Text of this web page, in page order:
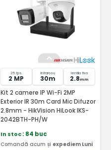
25 fps
2 MP
Infrarosu
30m
lentila fixa
2.8mm
Kit 2 camere IP Wi-Fi 2MP
Exterior IR 30m Card Mic Difuzor
2.8mm - HikVision HiLook IKS-
2042BTH-PH/W
In stoc: 84 buc
Comandă acum și expediem Luni